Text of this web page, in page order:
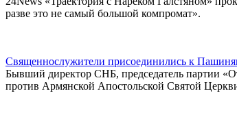
разве это не самый большой компромат».
Священнослужители присоединились к
Бывший директор СНБ, председатель партии
против Армянской Апостольской Святой